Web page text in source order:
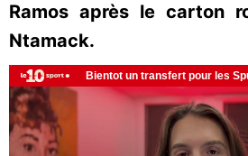
Ramos après le carton
Ntamack.